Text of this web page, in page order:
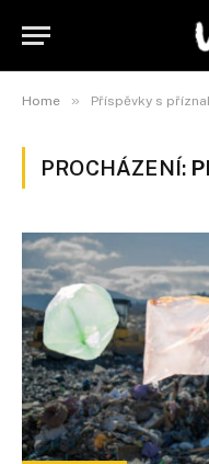
Home » Příspěvky s
PROCHÁZENÍ: